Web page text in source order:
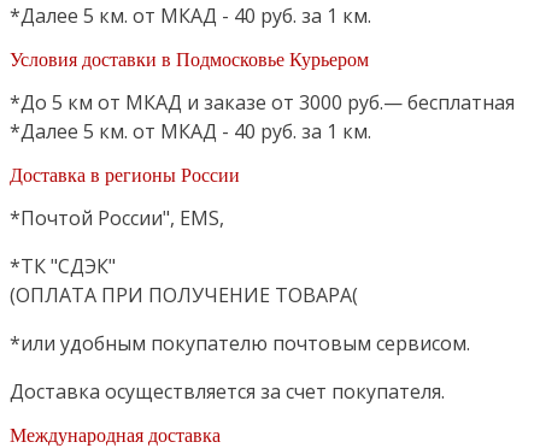
*Далее 5 км. от МКАД - 40 руб. за 1 км.
Условия доставки в Подмосковье Курьером
*До 5 км от МКАД и заказе от 3000 руб.— бесплатная
*Далее 5 км. от МКАД - 40 руб. за 1 км.
Доставка в регионы России
*Почтой России", EMS,
*ТК "СДЭК"
(ОПЛАТА ПРИ ПОЛУЧЕНИЕ ТОВАРА(
*или удобным покупателю почтовым сервисом.
Доставка осуществляется за счет покупателя.
Международная доставка